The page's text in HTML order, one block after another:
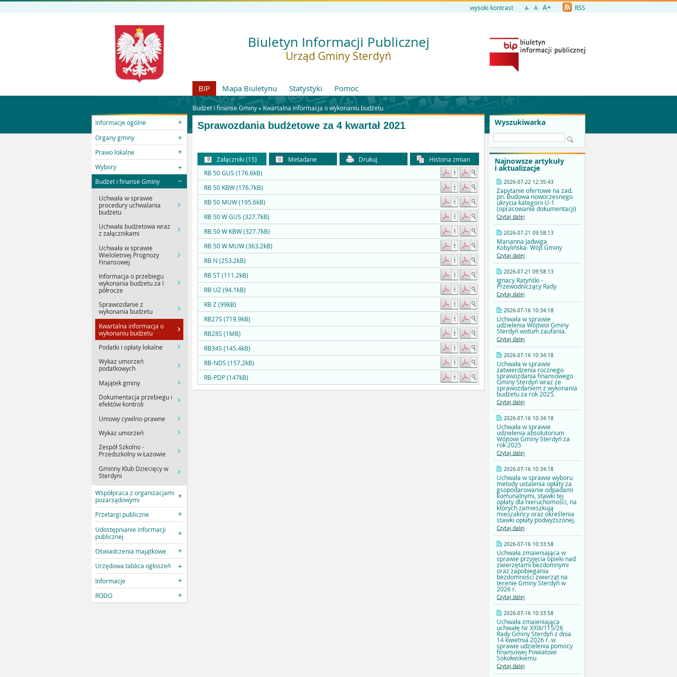
wysoki kontrast A- A A+ RSS
Biuletyn Informacji Publicznej
Urząd Gminy Sterdyń
BIP Mapa Biuletynu Statystyki Pomoc
Budżet i finanse Gminy » Kwartalna informacja o wykonaniu budżetu
Informacje ogólne
Organy gminy
Prawo lokalne
Wybory
Budżet i finanse Gminy
Uchwała w sprawie
procedury uchwalania
budżetu
Uchwała budżetowa wraz
z załącznikami
Uchwała w sprawie
Wieloletniej Prognozy
Finansowej
Informacja o przebiegu
wykonania budżetu za I
półrocze
Sprawozdanie z
wykonania budżetu
Kwartalna informacja o
wykonaniu budżetu
Podatki i opłaty lokalne
Wykaz umorzeń
podatkowych
Majątek gminy
Dokumentacja przebiegu i
efektów kontroli
Umowy cywilno-prawne
Wykaz umorzeń
Zespół Szkolno -
Przedszkolny w Łazowie
Gminny Klub Dziecięcy w
Sterdyni
Współpraca z organizacjami
pozarządowymi
Przetargi publiczne
Udostępnianie informacji
publicznej
Oświadczenia majątkowe
Urzędowa tablica ogłoszeń
Informacje
RODO
Wyszukiwarka
Najnowsze artykuły
i aktualizacje
2026-07-22 12:35:43
Zapytanie ofertowe na zad.
pn. Budowa nowoczesnego
ukrycia kategorii U-1
(opracowanie dokumentacji)
Czytaj dalej
2026-07-21 09:58:13
Marianna Jadwiga
Kobylińska- Wójt Gminy
Czytaj dalej
2026-07-21 09:58:13
Ignacy Ratyńśki -
Przewodniczący Rady
Czytaj dalej
2026-07-16 10:34:18
Uchwała w sprawie
udzielenia Wójtwoi Gminy
Sterdyń wotum zaufania.
Czytaj dalej
2026-07-16 10:34:18
Uchwała w sprawie
zatwierdzenia rocznego
sprawozdania finansowego
Gminy Sterdyń wraz ze
sprawozdaniem z wykonania
budżetu za rok 2025.
Czytaj dalej
2026-07-16 10:34:18
Uchwała w sprawie
udzielenia absolutorium
Wójtowi Gminy Sterdyń za
rok 2025
Czytaj dalej
2026-07-16 10:34:18
Uchwała w sprawie wyboru
metody ustalenia opłaty za
gsopodarowanie odpadami
komunalnymi, stawki tej
opłaty dla nieruchomości, na
których zamieszkują
mieszakńcy oraz określenia
stawki opłaty podwyższonej.
Czytaj dalej
2026-07-16 10:33:58
Uchwała zmaieniająca w
sprawie przyjęcia opieki nad
zwierzętami bezdomnymi
oraz zapobiegania
bezdomności zwierząt na
terenie Gminy Sterdyń w
2026 r.
Czytaj dalej
2026-07-16 10:33:58
Uchwała zmaieniająca
uchwałę Nr XXIII/115/26
Rady Gminy Sterdyń z dnia
14 kwietnia 2026 r. w
sprawie udzielenia pomocy
finansowej Powiatowi
Sokołwskiemu
Czytaj dalej
Sprawozdania budżetowe za 4 kwartał 2021
Załączniki (15) Metadane Drukuj
Historia zmian
RB 50 GUS (176.6kB)
RB 50 KBW (176.7kB)
RB 50 MUW (195.6kB)
RB 50 W GUS (327.7kB)
RB 50 W KBW (327.7kB)
RB 50 W MUW (363.2kB)
RB N (253.2kB)
RB ST (111.2kB)
RB UZ (94.1kB)
RB Z (99kB)
RB27S (719.9kB)
RB28S (1MB)
RB34S (145.4kB)
RB-NDS (157.2kB)
RB-PDP (147kB)